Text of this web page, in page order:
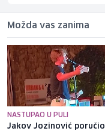
Možda vas zanima
NASTUPAO U PULI
Jakov Jozinović poručio